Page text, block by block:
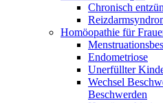
Chronisch
Homöopathie für
Endometriose
Unerfüllter
Wechsel
Beschwerden